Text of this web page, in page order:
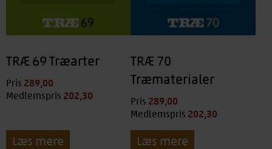
TRÆ 69 Træarter
Pris 289,00
Medlemspris 202,30
Læs mere
TRÆ 70
Træmaterialer
Pris 289,00
Medlemspris 202,30
Læs mere